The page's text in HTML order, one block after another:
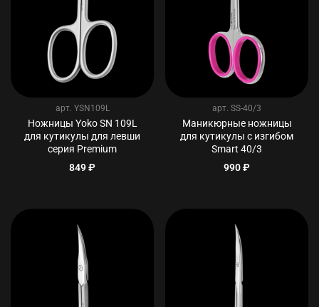
арт. YSN109L
Ножницы Yoko SN 109L
для кутикулы для левши
серия Premium
849 ₽
арт. SS-40/3
Маникюрные ножницы
для кутикулы с изгибом
Smart 40/3
990 ₽